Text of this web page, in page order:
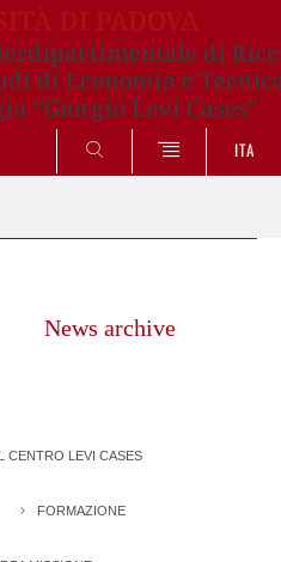
SEARCH
ITA
News archive
CENTRO LEVI CASES
FORMAZIONE